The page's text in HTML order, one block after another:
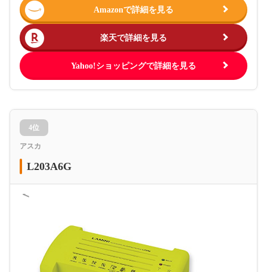
Amazonで詳細を見る
楽天で詳細を見る
Yahoo!ショッピングで詳細を見る
4位
アスカ
L203A6G
＜